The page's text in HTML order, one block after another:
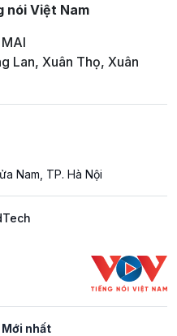
nói Việt Nam
Lan, Xuân Thọ, Xuân
Nam, TP. Hà Nội
Mới nhất